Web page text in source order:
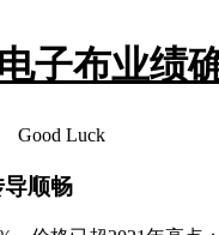
子布业绩
Good Luck
顺畅